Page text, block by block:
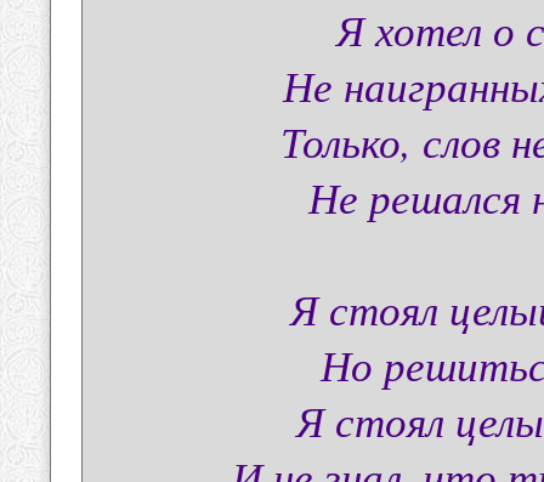
Я хотел о
Не
Только, слов
Не решался
Я стоял
Но
Я стоял